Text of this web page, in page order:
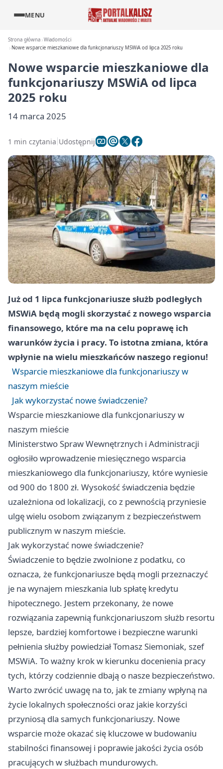
MENU
Strona główna Wiadomości
Nowe wsparcie mieszkaniowe dla funkcjonariuszy MSWiA od lipca 2025 roku
Nowe wsparcie mieszkaniowe dla
funkcjonariuszy MSWiA od lipca
2025 roku
14 marca 2025
1 min czytania Udostępnij
Już od 1 lipca funkcjonariusze służb podległych
MSWiA będą mogli skorzystać z nowego wsparcia
finansowego, które ma na celu poprawę ich
warunków życia i pracy. To istotna zmiana, która
wpłynie na wielu mieszkańców naszego regionu!
Wsparcie mieszkaniowe dla funkcjonariuszy w
naszym mieście
Jak wykorzystać nowe świadczenie?
Wsparcie mieszkaniowe dla funkcjonariuszy w
naszym mieście
Ministerstwo Spraw Wewnętrznych i Administracji
ogłosiło wprowadzenie miesięcznego wsparcia
mieszkaniowego dla funkcjonariuszy, które wyniesie
od 900 do 1800 zł. Wysokość świadczenia będzie
uzależniona od lokalizacji, co z pewnością przyniesie
ulgę wielu osobom związanym z bezpieczeństwem
publicznym w naszym mieście.
Jak wykorzystać nowe świadczenie?
Świadczenie to będzie zwolnione z podatku, co
oznacza, że funkcjonariusze będą mogli przeznaczyć
je na wynajem mieszkania lub spłatę kredytu
hipotecznego. Jestem przekonany, że nowe
rozwiązania zapewnią funkcjonariuszom służb resortu
lepsze, bardziej komfortowe i bezpieczne warunki
pełnienia służby powiedział Tomasz Siemoniak, szef
MSWiA. To ważny krok w kierunku docenienia pracy
tych, którzy codziennie dbają o nasze bezpieczeństwo.
Warto zwrócić uwagę na to, jak te zmiany wpłyną na
życie lokalnych społeczności oraz jakie korzyści
przyniosą dla samych funkcjonariuszy. Nowe
wsparcie może okazać się kluczowe w budowaniu
stabilności finansowej i poprawie jakości życia osób
pracujących w służbach mundurowych.